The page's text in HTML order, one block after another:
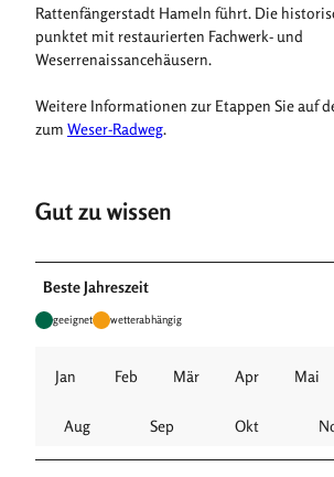
Rattenfängerstadt Hameln führt. Die
punktet mit restaurierten Fachwerk- und
Weserrenaissancehäusern.
Weitere Informationen zur Etappen Sie auf
zum Weser-Radweg.
Gut zu wissen
Beste Jahreszeit
geeignet wetterabhängig
Jan Feb Mär Apr Mai
Aug Sep Okt